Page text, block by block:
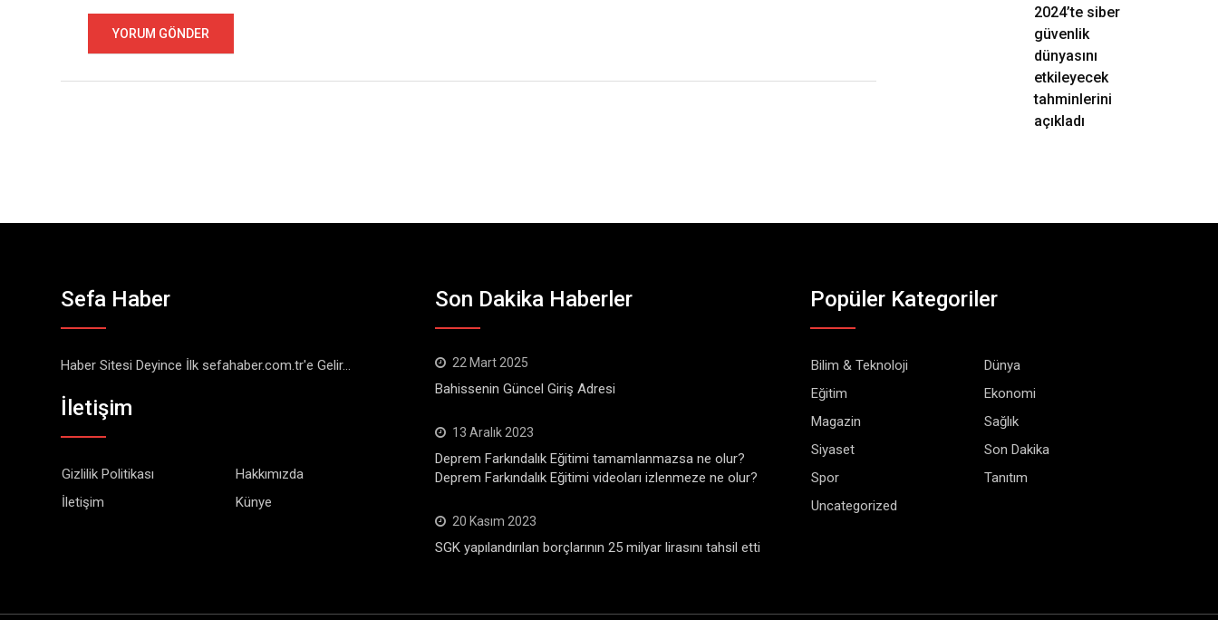
2024’te siber
güvenlik
dünyasını
etkileyecek
tahminlerini
açıkladı
Sefa Haber
Haber Sitesi Deyince İlk sefahaber.com.tr'e Gelir...
İletişim
Gizlilik Politikası
Hakkımızda
İletişim
Künye
Son Dakika Haberler
22 Mart 2025
Bahissenin Güncel Giriş Adresi
13 Aralık 2023
Deprem Farkındalık Eğitimi tamamlanmazsa ne olur?
Deprem Farkındalık Eğitimi videoları izlenmeze ne olur?
20 Kasım 2023
SGK yapılandırılan borçlarının 25 milyar lirasını tahsil etti
Popüler Kategoriler
Bilim & Teknoloji
Dünya
Eğitim
Ekonomi
Magazin
Sağlık
Siyaset
Son Dakika
Spor
Tanıtım
Uncategorized